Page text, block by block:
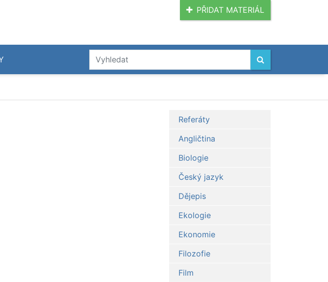
PŘIDAT MATERIÁL
Referáty
Angličtina
Biologie
Český jazyk
Dějepis
Ekologie
Ekonomie
Filozofie
Film